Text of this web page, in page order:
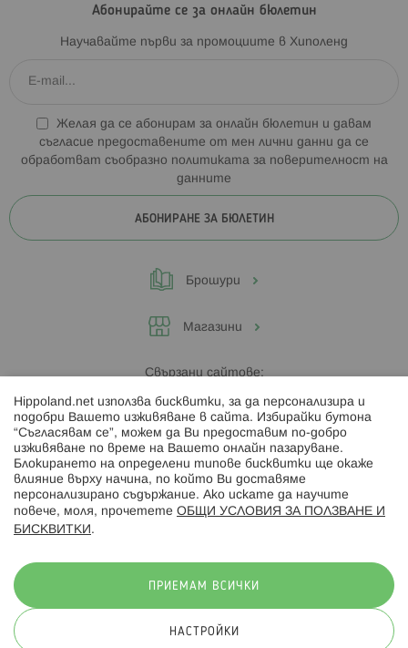
Абонирайте се за онлайн бюлетин
Научавайте първи за промоциите в Хиполенд
Желая да се абонирам за онлайн бюлетин и давам
съгласие предоставените от мен лични данни да се
обработват съобразно политиката за поверителност на
данните
АБОНИРАНЕ ЗА БЮЛЕТИН
Брошури
Магазини
Свързани сайтове:
Hippoland.ro
Последвайте ни:
© 2026 Hippoland.net. Всички права запазени
Hippoland.net използва бисквитки, за да персонализира и
подобри Вашето изживяване в сайта. Избирайки бутона
“Съгласявам се”, можем да Ви предоставим по-добро
изживяване по време на Вашето онлайн пазаруване.
Блокирането на определени типове бисквитки ще окаже
влияние върху начина, по който Ви доставяме
персонализирано съдържание. Ако искате да научите
повече, моля, прочетете ОБЩИ УСЛОВИЯ ЗА ПОЛЗВАНЕ И
БИСКВИТКИ .
ПРИЕМАМ ВСИЧКИ
НАСТРОЙКИ